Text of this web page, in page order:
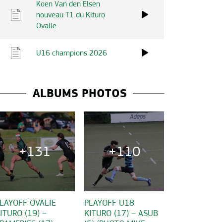
Koen Van den Elsen
nouveau T1 du Kituro
Ovalie
U16 champions 2026
ALBUMS PHOTOS
+131
OVALIE
(19) –
+110
PLAYOFF U18
KITURO (17) – ASUB